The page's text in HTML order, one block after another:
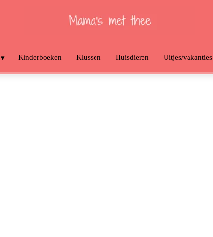
Kinderboeken Klussen Huisdieren Uitjes/vakanties